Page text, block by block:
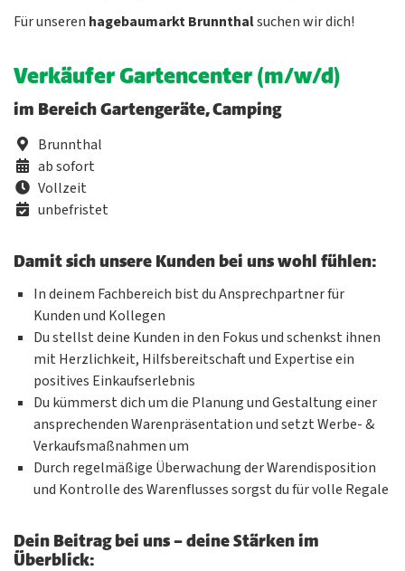
Verkäufer Gartencenter (m/w/d)
im Bereich Gartengeräte, Camping
Brunnthal
ab sofort
Vollzeit
unbefristet
Für unseren hagebaumarktBrunnthalsuchen wir dich!
Damit sich unsere Kunden bei uns wohl fühlen:
In deinem Fachbereich bist du Ansprechpartner für
Kunden und Kollegen
Du stellst deine Kunden in den Fokus und schenkst ihnen
mit Herzlichkeit, Hilfsbereitschaft und Expertise ein
positives Einkaufserlebnis
Du kümmerst dich um die Planung und Gestaltung einer
ansprechenden Warenpräsentation und setzt Werbe- &
Verkaufsmaßnahmen um
Durch regelmäßige Überwachung der Warendisposition
und Kontrolle des Warenflusses sorgst du für volle Regale
Dein Beitrag bei uns – deine Stärken im
Überblick: